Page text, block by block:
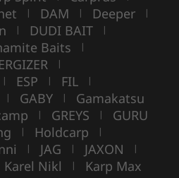
| DAM | Deeper |
| DUDI BAIT |
Baits |
|
| ESP | FIL |
| GABY | Gamakatsu
| GREYS | GURU
| Holdcarp |
| JAG | JAXON |
Karel Nikl | Karp Max